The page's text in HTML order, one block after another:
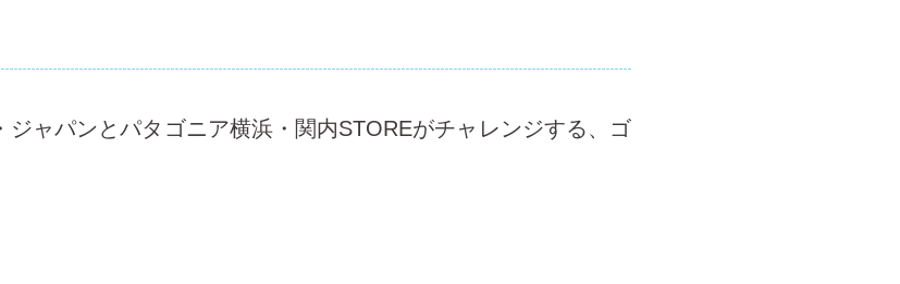
ジャパンとパタゴニア横浜・関内STOREがチャレンジする、ゴ